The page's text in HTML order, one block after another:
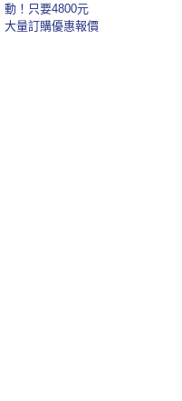
動！只要4800元
大量訂購優惠報價